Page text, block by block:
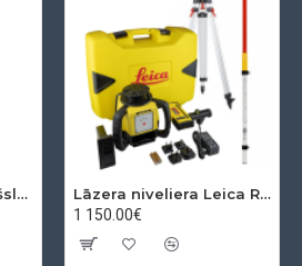
ECO Koka statīvs, pašslēdzošs, ar apaļo pamatni
Lāzera niveliera Leica Rugby 610 + Rod eye 120 Basic komplekts
1 150.00€